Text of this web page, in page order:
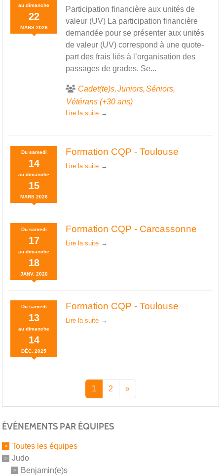
audimanche
22
MARS 2026
Participation financière aux unités de
valeur (UV) La participation financière
demandée pour se présenter aux unités
de valeur (UV) correspond à une quote-
part des frais liés à l’organisation des
passages de grades. Se...
Cadet(te)s Juniors Séniors
Vétérans (+30 ans)
Lire la suite
Du samedi
14
audimanche
15
MARS 2026
Formation CQP - Toulouse
Lire la suite
Du samedi
17
audimanche
18
JANV. 2026
Formation CQP - Carcassonne
Lire la suite
Du samedi
13
audimanche
14
DÉC. 2025
Formation CQP - Toulouse
Lire la suite
1 2 »
ÉVÉNEMENTS PAR ÉQUIPES
Toutes les équipes
Judo
Benjamin(e)s